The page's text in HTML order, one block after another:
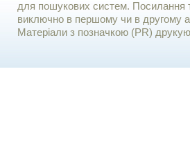
для пошукових систем. Посилання
виключно в першому чи в другому
Матеріали з позначкою (PR)